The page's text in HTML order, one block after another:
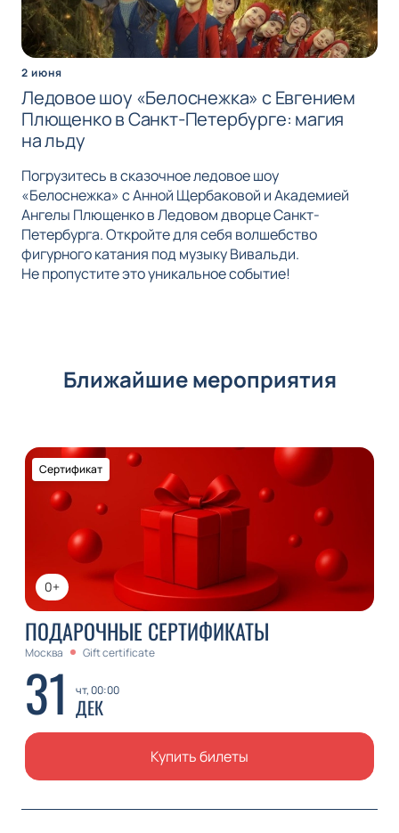
2 июня
Ледовое шоу «Белоснежка» с Евгением
Плющенко в Санкт-Петербурге: магия
на льду
Погрузитесь в сказочное ледовое шоу
«Белоснежка» с Анной Щербаковой и Академией
Ангелы Плющенко в Ледовом дворце Санкт-
Петербурга. Откройте для себя волшебство
фигурного катания под музыку Вивальди.
Не пропустите это уникальное событие!
Ближайшие мероприятия
0+
Сертификат
ПОДАРОЧНЫЕ СЕРТИФИКАТЫ
Москва Gift certificate
31 чт, 00:00
ДЕК
Купить билеты